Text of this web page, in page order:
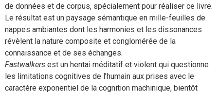
de données et de corpus, spécialement pour réaliser ce livre.
Le résultat est un paysage sémantique en mille-feuilles de
nappes ambiantes dont les harmonies et les dissonances
révèlent la nature composite et conglomérée de la
connaissance et de ses échanges.
Fastwalkers est un hentai méditatif et violent qui questionne
les limitations cognitives de l’humain aux prises avec le
caractère exponentiel de la cognition machinique, bientôt